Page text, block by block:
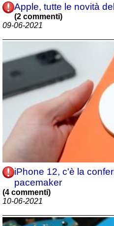
Apple, tutte le novità
(2 commenti)
09-06-2021
iPhone 12, c'è la
pacemaker
(4 commenti)
10-06-2021